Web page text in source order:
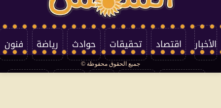
الأخبار اقتصاد تحقيقات حوادث رياضة فنون
جميع الحقوق محفوظة ©